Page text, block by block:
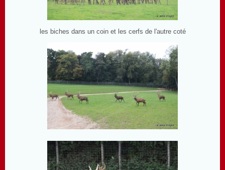
les biches dans un coin et les cerfs de l'autre coté